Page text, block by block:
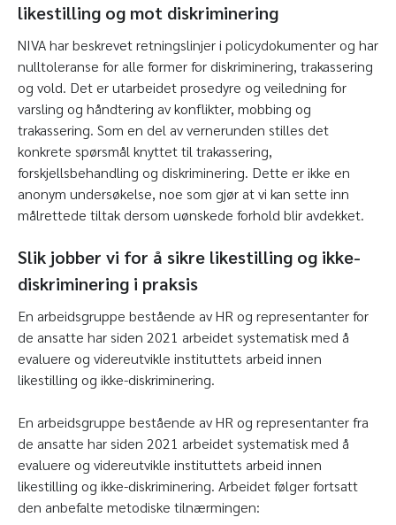
likestilling og mot diskriminering
NIVA har beskrevet retningslinjer i policydokumenter og har
nulltoleranse for alle former for diskriminering, trakassering
og vold. Det er utarbeidet prosedyre og veiledning for
varsling og håndtering av konflikter, mobbing og
trakassering. Som en del av vernerunden stilles det
konkrete spørsmål knyttet til trakassering,
forskjellsbehandling og diskriminering. Dette er ikke en
anonym undersøkelse, noe som gjør at vi kan sette inn
målrettede tiltak dersom uønskede forhold blir avdekket.
Slik jobber vi for å sikre likestilling og ikke-
diskriminering i praksis
En arbeidsgruppe bestående av HR og representanter for
de ansatte har siden 2021 arbeidet systematisk med å
evaluere og videreutvikle instituttets arbeid innen
likestilling og ikke-diskriminering.
En arbeidsgruppe bestående av HR og representanter fra
de ansatte har siden 2021 arbeidet systematisk med å
evaluere og videreutvikle instituttets arbeid innen
likestilling og ikke-diskriminering. Arbeidet følger fortsatt
den anbefalte metodiske tilnærmingen: